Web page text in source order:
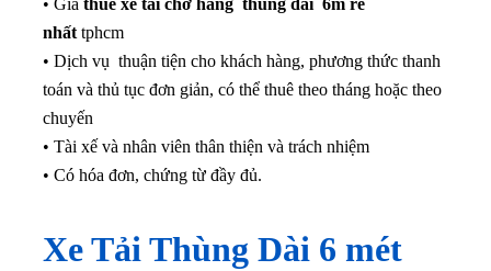
• Giá thuê xe tải chở hàng thùng dài 6m rẻ
nhấttphcm
• Dịch vụ thuận tiện cho khách hàng, phương thức thanh
toán và thủ tục đơn giản, có thể thuê theo tháng hoặc theo
chuyến
• Tài xế và nhân viên thân thiện và trách nhiệm
• Có hóa đơn, chứng từ đầy đủ.
Xe Tải Thùng Dài 6 mét